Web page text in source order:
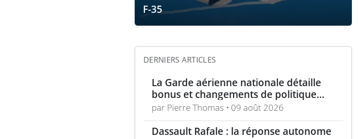
F-35
DERNIERS ARTICLES
La Garde aérienne nationale détaille
bonus et changements de politique
dans le cadre de l’« incitation estivale »
par Pierre Thomas • 09 août 2026
Dassault Rafale : la réponse autonome